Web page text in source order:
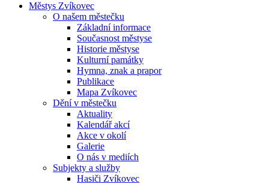
Městys Zvíkovec
O našem městečku
Základní informace
Současnost městyse
Historie městyse
Kulturní památky
Hymna, znak a prapor
Publikace
Mapa Zvíkovec
Dění v městečku
Aktuality
Kalendář akcí
Akce v okolí
Galerie
O nás v mediích
Subjekty a služby
Hasiči Zvíkovec